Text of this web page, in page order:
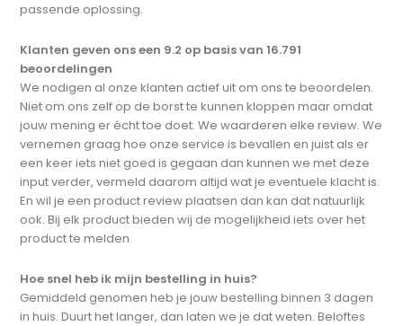
passende oplossing.
Klanten geven ons een 9.2 op basis van 16.791
beoordelingen
We nodigen al onze klanten actief uit om ons te beoordelen.
Niet om ons zelf op de borst te kunnen kloppen maar omdat
jouw mening er écht toe doet. We waarderen elke review. We
vernemen graag hoe onze service is bevallen en juist als er
een keer iets niet goed is gegaan dan kunnen we met deze
input verder, vermeld daarom altijd wat je eventuele klacht is.
En wil je een product review plaatsen dan kan dat natuurlijk
ook. Bij elk product bieden wij de mogelijkheid iets over het
product te melden.
Hoe snel heb ik mijn bestelling in huis?
Gemiddeld genomen heb je jouw bestelling binnen 3 dagen
in huis. Duurt het langer, dan laten we je dat weten. Beloftes